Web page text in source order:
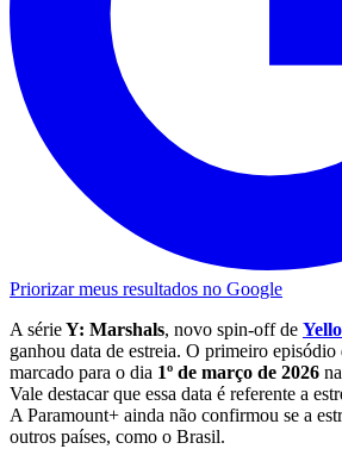
Priorizar meus resultados no Google
A sérieY: Marshals, novo spin-off de
ganhou data de estreia. O primeiro episódio
marcado para o dia 1º de março de 2026
Vale destacar que essa data é referente a
A Paramount+ ainda não confirmou se a
outros países, como o Brasil.